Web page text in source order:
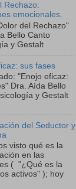
Rechazo:
emocionales.
del Rechazo"
Bello Canto
y Gestalt
sus fases
"Enojo eficaz:
Dra. Aída Bello
y Gestalt
del Seductor y
visto qué es la
en las
( "¿Qué es la
activos" ); hoy